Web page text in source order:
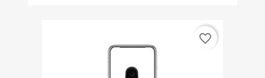
favorite_border